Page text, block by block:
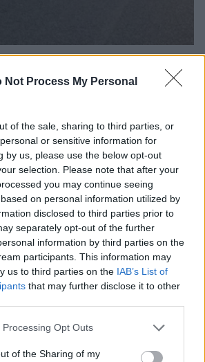
Not Process My Personal
of the sale, sharing to third parties, or
or sensitive information for
by us, please use the below opt-out
selection. Please note that after your
you may continue seeing
on personal information utilized by
disclosed to third parties prior to
separately opt-out of the further
information by third parties on the
participants. This information may
us to third parties on the IAB’s List of
that may further disclose it to other
website/app uses one or more Google
or usage behaviour. You may click to
Opt Outs
of the Sharing of my
περιγράφει πώς έγινε το
μάνα και γιο στις Σέρρες,